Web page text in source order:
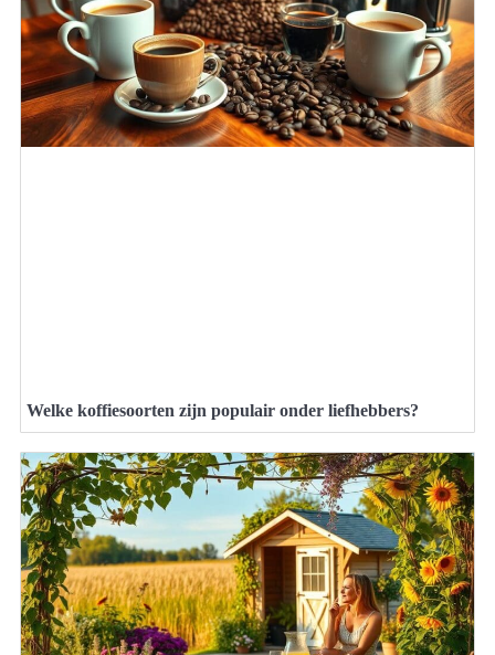
Welke koffiesoorten zijn populair onder liefhebbers?